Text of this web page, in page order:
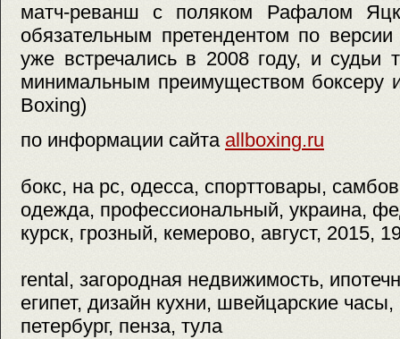
матч-реванш с поляком Рафалом
обязательным претендентом по
уже встречались в 2008 году, и судьи
минимальным преимуществом боксеру
Boxing)
по информации сайта allboxing.ru
бокс, на pc, одесса, спорттовары,
одежда, профессиональный, украина,
курск, грозный, кемерово, август, 2015,
rental, загородная недвижимость,
египет, дизайн кухни, швейцарские
петербург, пенза, тула